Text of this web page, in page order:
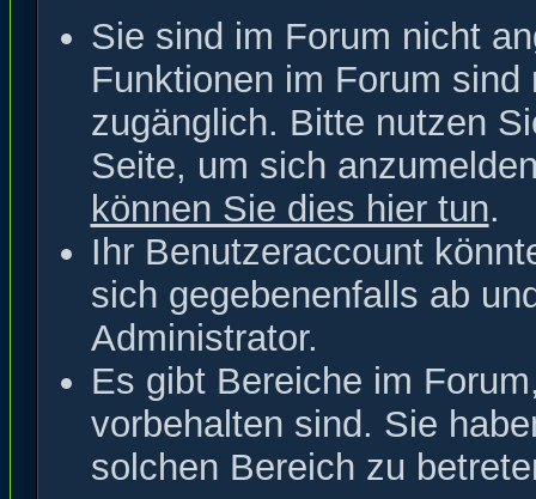
Sie sind im Forum nicht
Funktionen im Forum
zugänglich. Bitte nutzen
Seite, um sich
können Sie dies hier tun.
Ihr Benutzeraccount
sich gegebenenfalls ab
Administrator.
Es gibt Bereiche im
vorbehalten sind. Sie
solchen Bereich zu